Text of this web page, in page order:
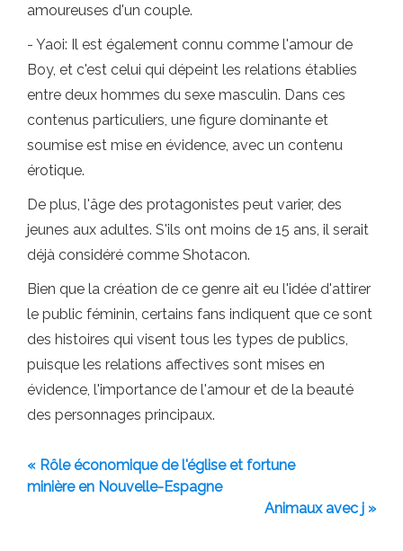
amoureuses d'un couple.
- Yaoi: Il est également connu comme l'amour de
Boy, et c'est celui qui dépeint les relations établies
entre deux hommes du sexe masculin. Dans ces
contenus particuliers, une figure dominante et
soumise est mise en évidence, avec un contenu
érotique.
De plus, l'âge des protagonistes peut varier, des
jeunes aux adultes. S'ils ont moins de 15 ans, il serait
déjà considéré comme Shotacon.
Bien que la création de ce genre ait eu l'idée d'attirer
le public féminin, certains fans indiquent que ce sont
des histoires qui visent tous les types de publics,
puisque les relations affectives sont mises en
évidence, l'importance de l'amour et de la beauté
des personnages principaux.
« Rôle économique de l'église et fortune
minière en Nouvelle-Espagne
Animaux avec j »